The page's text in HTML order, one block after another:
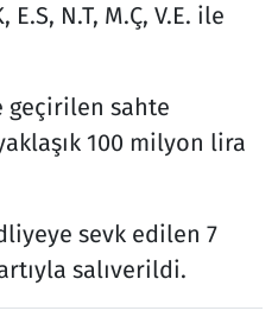
N.T, M.Ç, V.E. ile
geçirilen sahte
100 milyon lira
sevk edilen 7
salıverildi.